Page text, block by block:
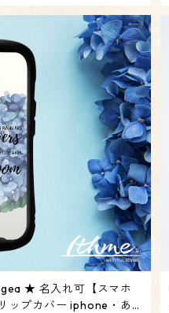
★ 名入れ可【スマホ
ップカバー iphone・あ